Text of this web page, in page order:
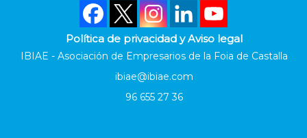
Política de privacidad y Aviso legal
IBIAE - Asociación de Empresarios de la Foia de Castalla
ibiae@ibiae.com
96 655 27 36